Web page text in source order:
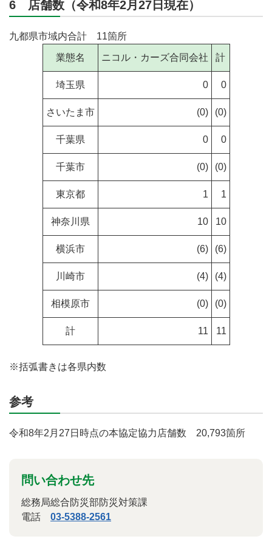
6 店舗数（令和8年2月27日現在）
九都県市域内合計 11箇所
業態名 ニコル・カーズ合同会社 計
埼玉県 0 0
さいたま市 (0) (0)
千葉県 0 0
千葉市 (0) (0)
東京都 1 1
神奈川県 10 10
横浜市 (6) (6)
川崎市 (4) (4)
相模原市 (0) (0)
計 11 11
※括弧書きは各県内数
参考
令和8年2月27日時点の本協定協力店舗数 20,793箇所
問い合わせ先
総務局総合防災部防災対策課
電話 03-5388-2561